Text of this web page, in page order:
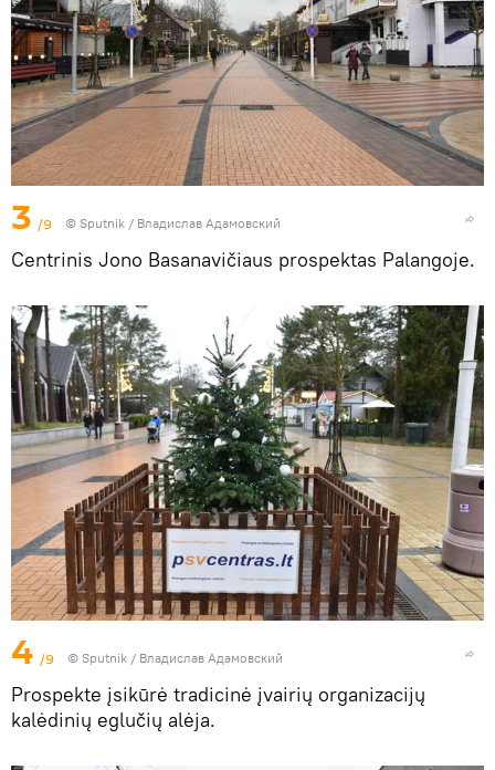
3 /9 © Sputnik / Владислав Адамовский
Centrinis Jono Basanavičiaus prospektas Palangoje.
4 /9 © Sputnik / Владислав Адамовский
Prospekte įsikūrė tradicinė įvairių organizacijų
kalėdinių eglučių alėja.